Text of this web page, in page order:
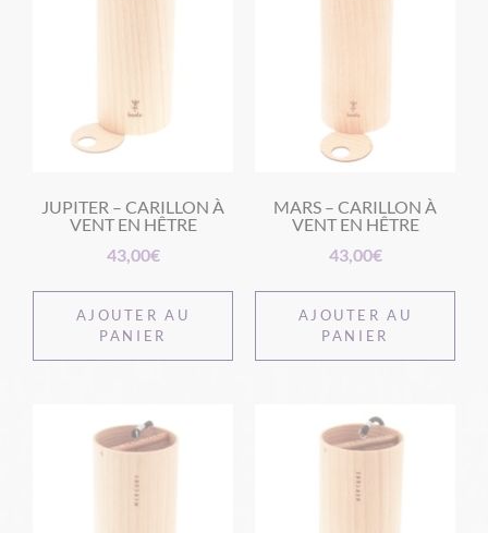
JUPITER – CARILLON À
VENT EN HÊTRE
43,00€
AJOUTER AU
PANIER
MARS – CARILLON À
VENT EN HÊTRE
43,00€
AJOUTER AU
PANIER